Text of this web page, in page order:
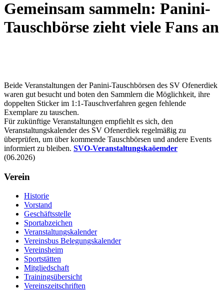
Gemeinsam sammeln: Panini-
Tauschbörse zieht viele Fans an
Beide Veranstaltungen der Panini-Tauschbörsen des SV Ofenerdiek
waren gut besucht und boten den Sammlern die Möglichkeit, ihre
doppelten Sticker im 1:1-Tauschverfahren gegen fehlende
Exemplare zu tauschen.
Für zukünftige Veranstaltungen empfiehlt es sich, den
Veranstaltungskalender des SV Ofenerdiek regelmäßig zu
überprüfen, um über kommende Tauschbörsen und andere Events
informiert zu bleiben. SVO-Veranstaltungskaöemder
(06.2026)
Verein
Historie
Vorstand
Geschäftsstelle
Sportabzeichen
Veranstaltungskalender
Vereinsbus Belegungskalender
Vereinsheim
Sportstätten
Mitgliedschaft
Trainingsübersicht
Vereinszeitschriften